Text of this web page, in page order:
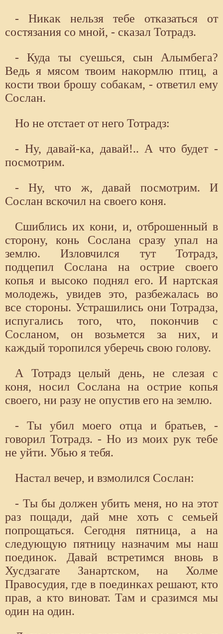
- Никак нельзя тебе отказаться от
состязания со мной, - сказал Тотрадз.
- Куда ты суешься, сын Алымбега?
Ведь я мясом твоим накормлю птиц, а
кости твои брошу собакам, - ответил ему
Сослан.
Но не отстает от него Тотрадз:
- Ну, давай-ка, давай!.. А что будет -
посмотрим.
- Ну, что ж, давай посмотрим. И
Сослан вскочил на своего коня.
Сшиблись их кони, и, отброшенный в
сторону, конь Сослана сразу упал на
землю. Изловчился тут Тотрадз,
подцепил Сослана на острие своего
копья и высоко поднял его. И нартская
молодежь, увидев это, разбежалась во
все стороны. Устрашились они Тотрадза,
испугались того, что, покончив с
Сосланом, он возьмется за них, и
каждый торопился уберечь свою голову.
А Тотрадз целый день, не слезая с
коня, носил Сослана на острие копья
своего, ни разу не опустив его на землю.
- Ты убил моего отца и братьев, -
говорил Тотрадз. - Но из моих рук тебе
не уйти. Убью я тебя.
Настал вечер, и взмолился Сослан:
- Ты бы должен убить меня, но на этот
раз пощади, дай мне хоть с семьей
попрощаться. Сегодня пятница, а на
следующую пятницу назначим мы наш
поединок. Давай встретимся вновь в
Хусдзагате Занартском, на Холме
Правосудия, где в поединках решают, кто
прав, а кто виноват. Там и сразимся мы
один на один.